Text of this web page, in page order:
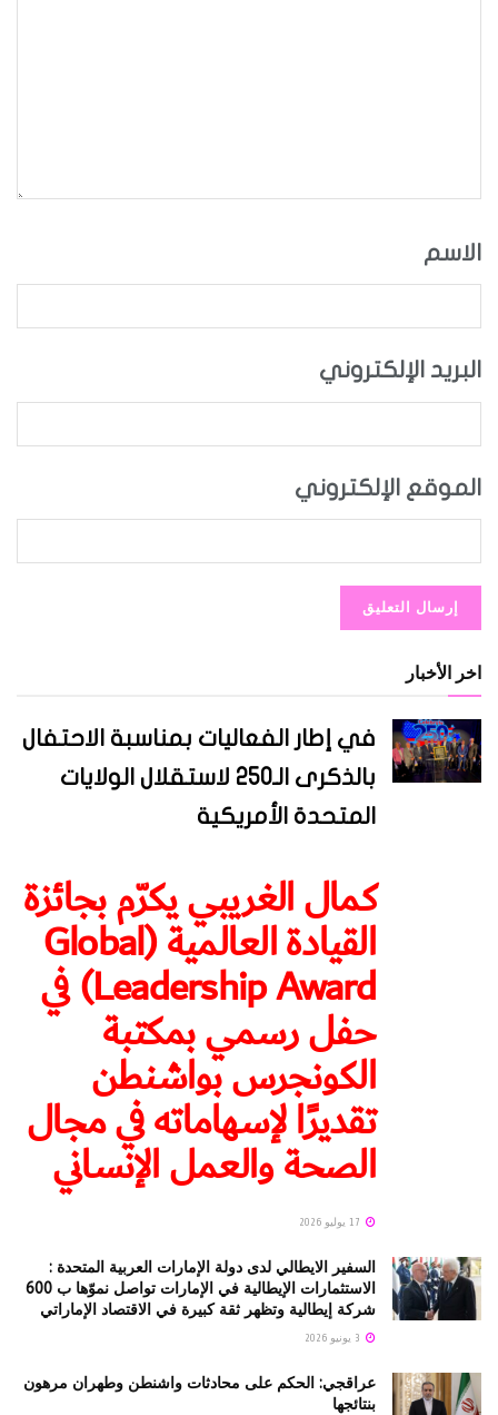
الاسم
البريد الإلكتروني
الموقع الإلكتروني
اخر الأخبار
في إطار الفعاليات بمناسبة الاحتفال
بالذكرى الـ250 لاستقلال الولايات
المتحدة الأمريكية
كمال الغريبي يكرّم بجائزة
القيادة العالمية (Global
Leadership Award) في
حفل رسمي بمكتبة
الكونجرس بواشنطن
تقديرًا لإسهاماته في مجال
الصحة والعمل الإنساني
السفير الايطالي لدى دولة الإمارات العربية المتحدة :
الاستثمارات الإيطالية في الإمارات تواصل نموّها ب 600
شركة إيطالية وتظهر ثقة كبيرة في الاقتصاد الإماراتي
عراقجي: الحكم على محادثات واشنطن وطهران مرهون
بنتائجها